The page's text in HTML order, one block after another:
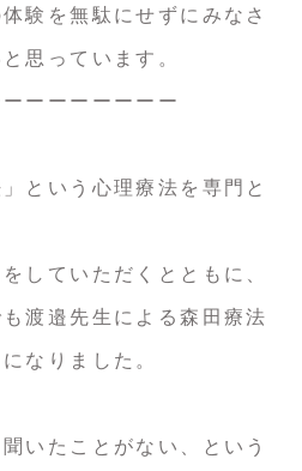
験を無駄にせずにみなさ
思っています。
ーーーーーーー
という心理療法を専門と
していただくとともに、
渡邉先生による森田療法
なりました。
いたことがない、という